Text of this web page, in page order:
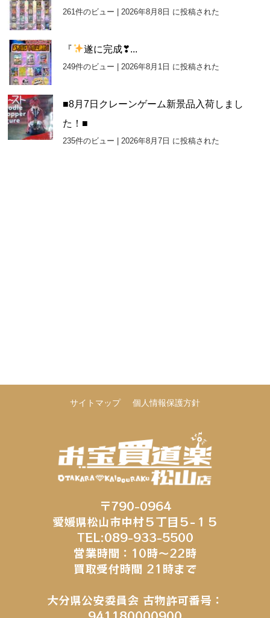
261件のビュー | 2026年8月8日 に投稿された
『 遂に完成❣...
249件のビュー | 2026年8月1日 に投稿された
■8月7日クレーンゲーム新景品入荷しまし
た！■
235件のビュー | 2026年8月7日 に投稿された
サイトマップ 個人情報保護方針
〒790-0964
愛媛県松山市中村５丁目５−１５
TEL:089-933-5500
営業時間：10時～22時
買取受付時間 21時まで
大分県公安委員会 古物許可番号：